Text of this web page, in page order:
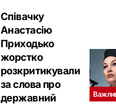
Співачку
Анастасію
Приходько
жорстко
розкритикували
за слова про
державний